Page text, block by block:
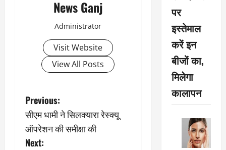
News Ganj
Administrator
Visit Website
View All Posts
P
o
s
Previous:
सीएम धामी ने सिलक्यारा रेस्क्यू
ऑपरेशन की समीक्षा की
Next:
पर
इस्तेमाल
करें इन
बीजों का,
मिलेगा
कालापन